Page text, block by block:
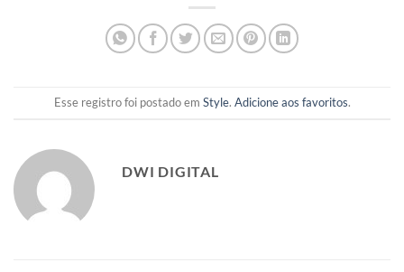
Esse registro foi postado em Style. Adicione aos favoritos.
DWI DIGITAL